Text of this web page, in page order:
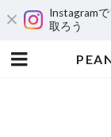
Instagram
取ろう